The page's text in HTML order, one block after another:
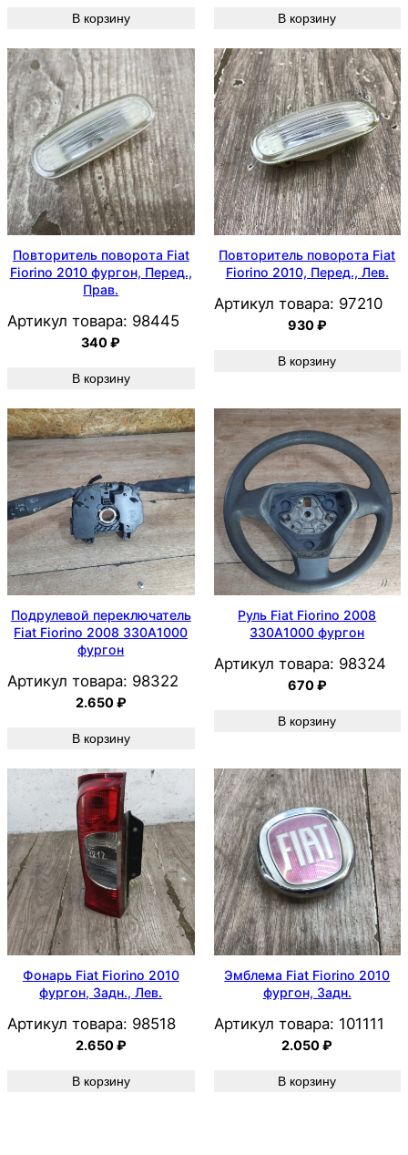
В корзину В корзину
Повторитель поворота Fiat
Fiorino 2010 фургон, Перед.,
Прав.
Артикул товара: 98445
340₽
В корзину
Повторитель поворота Fiat
Fiorino 2010, Перед., Лев.
Артикул товара: 97210
930₽
В корзину
Подрулевой переключатель
Fiat Fiorino 2008 330A1000
фургон
Артикул товара: 98322
2.650₽
В корзину
Руль Fiat Fiorino 2008
330A1000 фургон
Артикул товара: 98324
670₽
В корзину
Фонарь Fiat Fiorino 2010
фургон, Задн., Лев.
Артикул товара: 98518
2.650₽
В корзину
Эмблема Fiat Fiorino 2010
фургон, Задн.
Артикул товара: 101111
2.050₽
В корзину